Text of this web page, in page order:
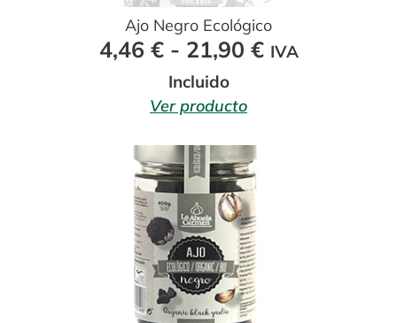
Ajo Negro Ecológico
4,46 € - 21,90 €Rango
IVA
Incluido
Ver producto